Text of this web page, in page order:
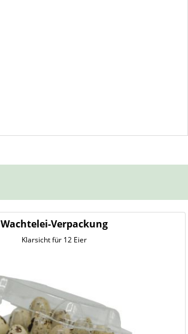
Wachtelei-Verpackung
Klarsicht für 12 Eier